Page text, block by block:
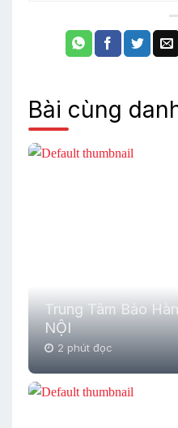
Bài cùng
Trung Tâm Bảo
NỘI
2 phút đọc